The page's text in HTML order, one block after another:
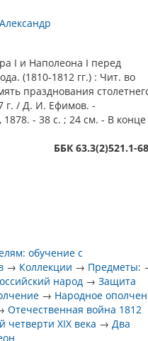
Александр
I и Наполеона I перед
(1810-1812 гг.) : Чит. во
празднования
г. / Д. И. Ефимов. -
- 38 с. ; 24 см. - В конце
ББК 63.3(2)521.1-68
обучение с
→ Коллекции → Предметы:
народ →Защита
→ Народное
Отечественная война 1812
XIX века →Два